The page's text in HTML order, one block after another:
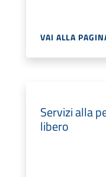
VAI ALLA
Servizi alla
libero